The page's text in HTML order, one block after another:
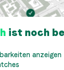
ist noch
anzeigen